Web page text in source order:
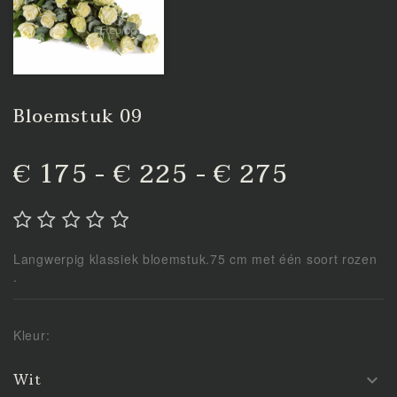
Bloemstuk 09
€ 175 - € 225 - € 275
Langwerpig klassiek bloemstuk.75 cm met één soort rozen
.
Kleur:
Wit